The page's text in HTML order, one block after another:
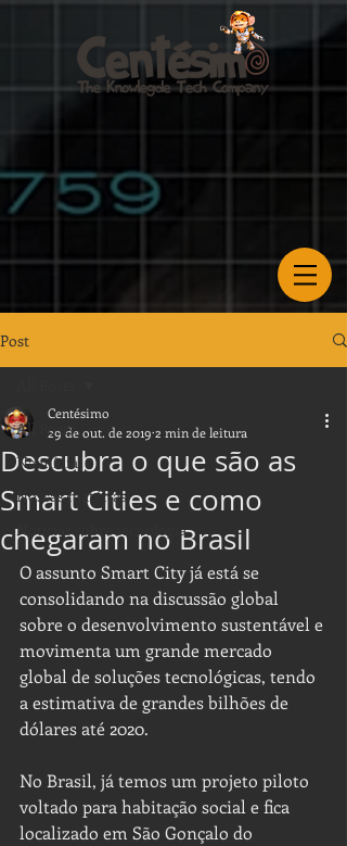
Post
All Posts
Na mídia
Nossas matérias
Notícias sobre tecnologia
Descubra o que são as
Smart Cities e como
chegaram no Brasil
Centésimo
29 de out. de 2019 2 min de leitura
O assunto Smart City já está se
consolidando na discussão global
sobre o desenvolvimento sustentável e
movimenta um grande mercado
global de soluções tecnológicas, tendo
a estimativa de grandes bilhões de
dólares até 2020.
No Brasil, já temos um projeto piloto
voltado para habitação social e fica
localizado em São Gonçalo do